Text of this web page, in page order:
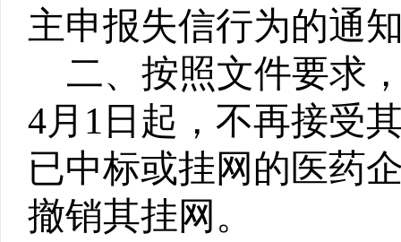
主申报失信行为的通
二、 按照文件要求
4月1日起，不再接受
已中标或挂网的医药
撤销其挂网。